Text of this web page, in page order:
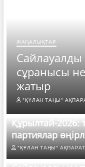
ЖАҢАЛЫҚТАР
Сайлауалды
сұранысы
жатыр
"ҚҰЛАН ТАҢЫ"
Құрылтай-2026:
партиялар
"ҚҰЛАН ТАҢЫ" АҚПАРАТ.